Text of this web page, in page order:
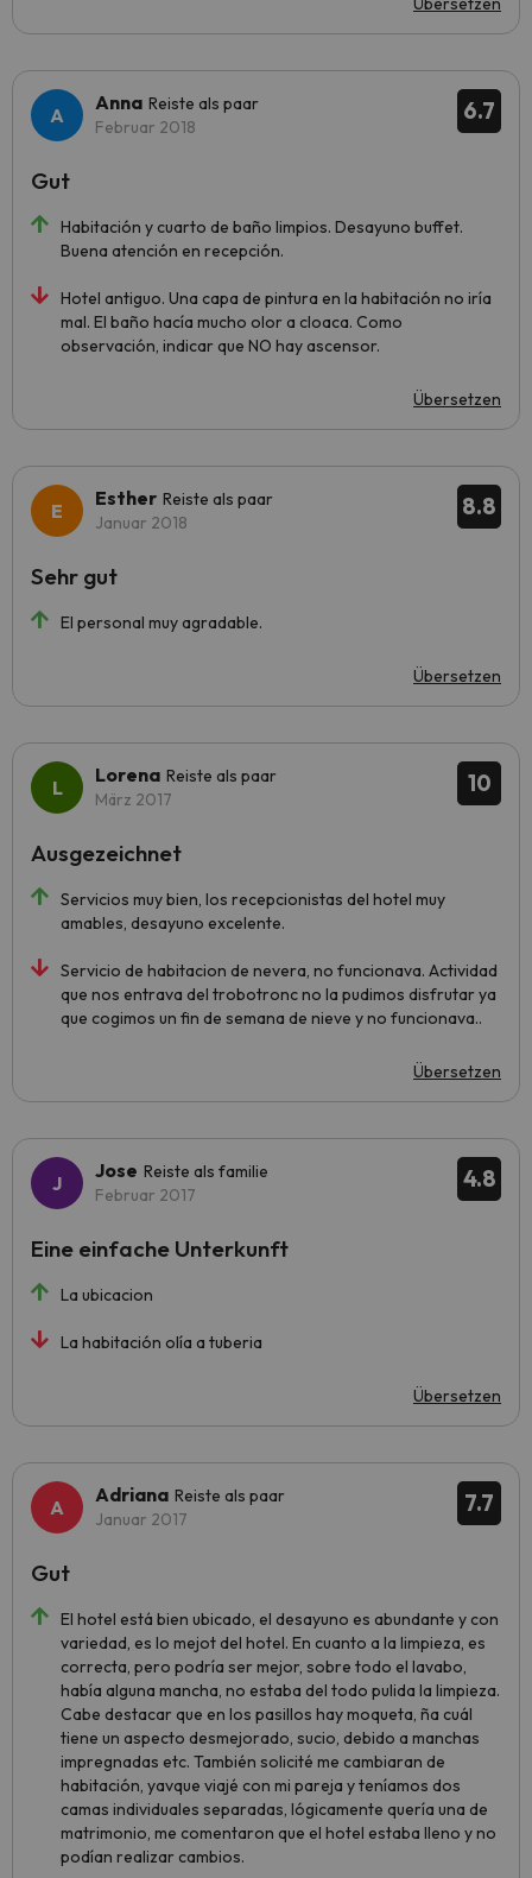
6.7
Anna Reiste als paar
Februar 2018
Habitación y cuarto de baño limpios. Desayuno buffet.
Buena atención en recepción.
Hotel antiguo. Una capa de pintura en la habitación no iría
mal. El baño hacía mucho olor a cloaca. Como
observación, indicar que NO hay ascensor.
Übersetzen
Gut
8.8
Esther Reiste als paar
Januar 2018
El personal muy agradable.
Übersetzen
Sehr gut
10
Lorena Reiste als paar
März 2017
Servicios muy bien, los recepcionistas del hotel muy
amables, desayuno excelente.
Servicio de habitacion de nevera, no funcionava. Actividad
que nos entrava del trobotronc no la pudimos disfrutar ya
que cogimos un fin de semana de nieve y no funcionava..
Übersetzen
Ausgezeichnet
4.8
Jose Reiste als familie
Februar 2017
La ubicacion
La habitación olía a tuberia
Übersetzen
Eine einfache Unterkunft
7.7
Adriana Reiste als paar
Januar 2017
El hotel está bien ubicado, el desayuno es abundante y con
variedad, es lo mejot del hotel. En cuanto a la limpieza, es
correcta, pero podría ser mejor, sobre todo el lavabo,
había alguna mancha, no estaba del todo pulida la limpieza.
Cabe destacar que en los pasillos hay moqueta, ña cuál
tiene un aspecto desmejorado, sucio, debido a manchas
impregnadas etc. También solicité me cambiaran de
habitación, yavque viajé con mi pareja y teníamos dos
camas individuales separadas, lógicamente quería una de
matrimonio, me comentaron que el hotel estaba lleno y no
podían realizar cambios.
Gut